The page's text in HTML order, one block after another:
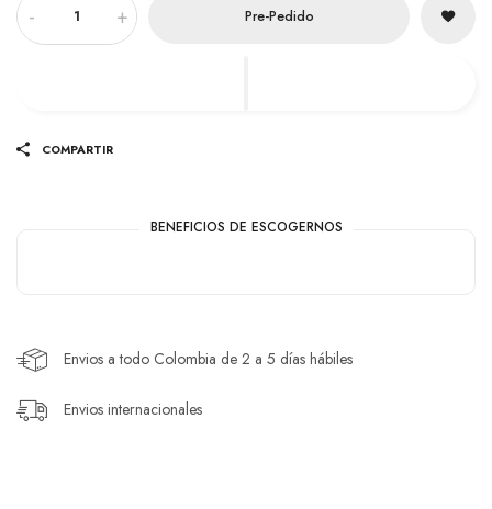
- + Pre-Pedido
COMPARTIR
BENEFICIOS DE ESCOGERNOS
Envios a todo Colombia de 2 a 5 días hábiles
Envios internacionales